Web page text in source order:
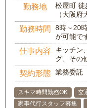
勤務地
松屋町 徒
（大阪府
勤務時間
8時～20
が可能で
仕事内容
キッチン
グ、その
契約形態 業務委託
スキマ時間勤務OK 交
家事代行スタッフ募集